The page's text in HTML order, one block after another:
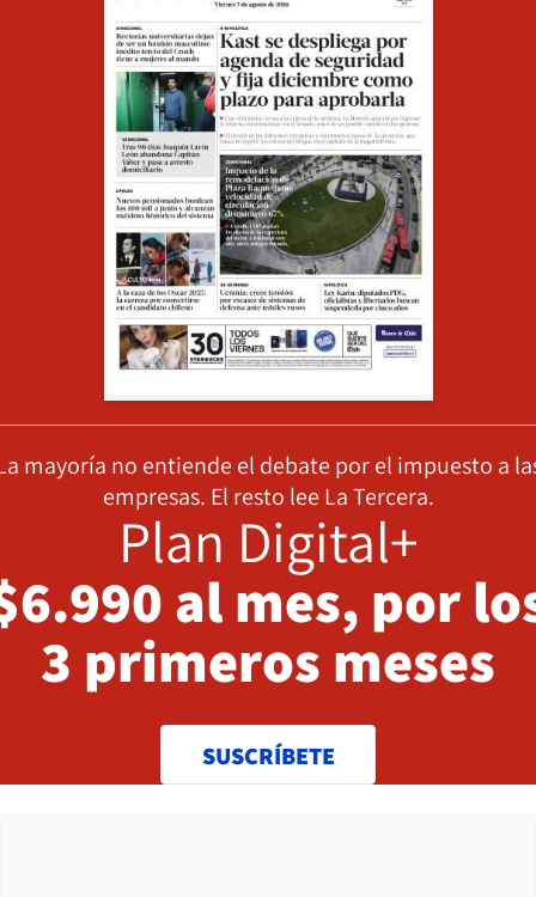
mayoría no entiende el debate por el impuesto a
empresas. El resto lee La Tercera.
Plan Digital+
al mes, por
3 primeros meses
SUSCRÍBETE